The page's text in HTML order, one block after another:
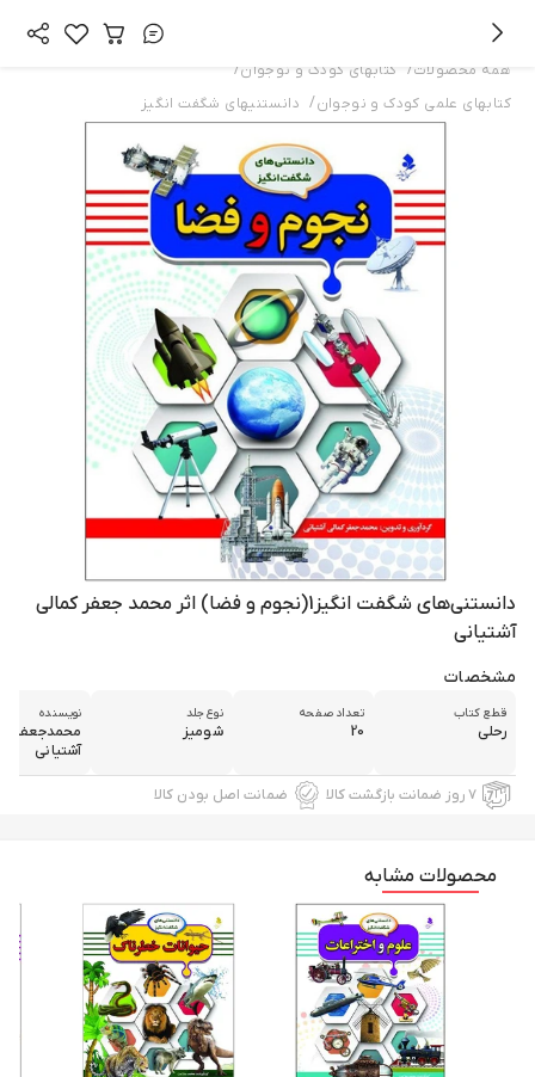
همه محصولات/ کتابهای کودک و نوجوان/
کتابهای علمی کودک و نوجوان/ دانستنيهاي شگفت انگيز
دانستنی‌های شگفت انگیز1(نجوم و فضا) اثر محمد جعفر کمالی
آشتیانی
مشخصات
قطع كتاب
رحلي
تعداد صفحه
20
نوع جلد
شوميز
نويسنده
محمدجعفر
آشتياني
۷ روز ضمانت بازگشت کالا ضمانت اصل بودن کالا
محصولات مشابه